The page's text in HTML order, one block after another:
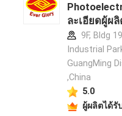
ละเอียดผู้ผ
9F, Bldg
Industrial
GuangMing
,China
5.0
ผู้ผลิตได้รั